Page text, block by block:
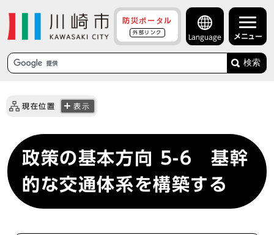
防災ポータル
外部リンク
Language メニュー
検索
現在位置 表示
政策の基本方向 5-6 基幹
的な交通体系を構築する